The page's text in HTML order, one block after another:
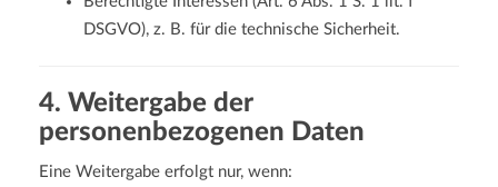
DSGVO), z. B. für die technische Sicherheit.
4. Weitergabe der
personenbezogenen Daten
Eine Weitergabe erfolgt nur, wenn: